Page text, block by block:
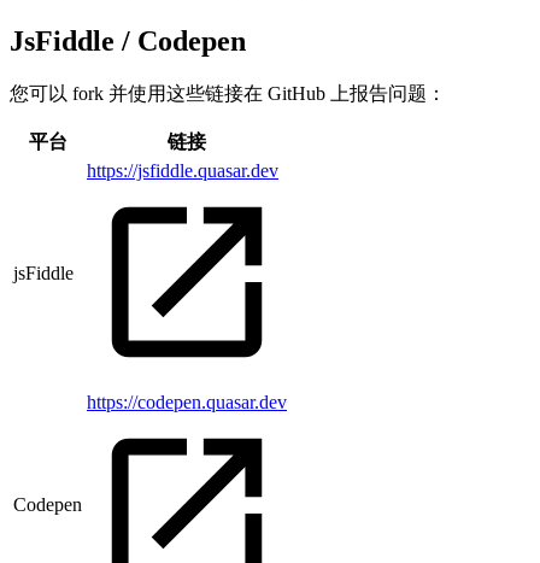
JsFiddle / Codepen
您可以 fork 并使用这些链接在 GitHub 上报告问题：
平台 链接
jsFiddle
https://jsfiddle.quasar.dev
Codepen
https://codepen.quasar.dev